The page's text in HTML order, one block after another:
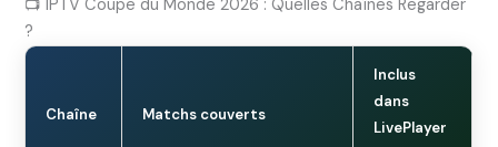
📺 IPTV Coupe du Monde 2026 : Quelles Chaînes Regarder
?
Chaîne Matchs couverts
Inclus
dans
LivePlayer